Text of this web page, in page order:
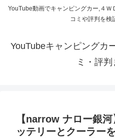
YouTube動画でキャンピングカー,４Ｗ
コミや評判を検
YouTubeキャンピングカ
ミ・評
【narrow ナロー銀
ッテリーとクーラー